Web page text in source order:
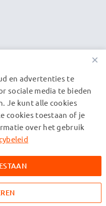
verzendkosten.
handelsmerken de
over onze
×
en advertenties te
sociale media te bieden
Je kunt alle cookies
cookies toestaan of je
over het gebruik